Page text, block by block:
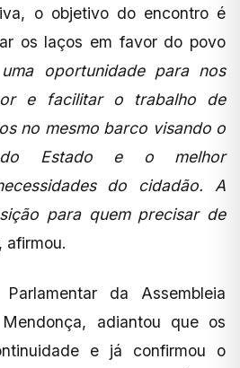
o objetivo do encontro é
os laços em favor do povo
oportunidade para nos
e facilitar o trabalho de
no mesmo barco visando o
do Estado e o melhor
do cidadão. A
para quem precisar de
afirmou.
da Assembleia
adiantou que os
e já confirmou o